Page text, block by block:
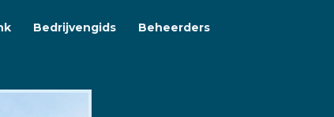
Bedrijvengids Beheerders